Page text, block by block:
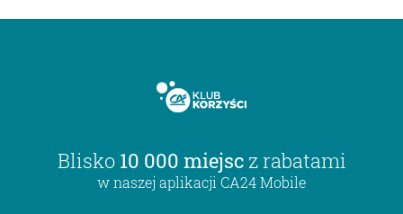
Blisko 10 000 miejsc z rabatami
w naszej aplikacji CA24 Mobile